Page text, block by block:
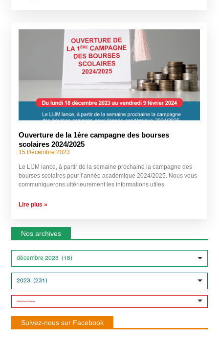
Ouverture de la 1ère campagne des bourses
scolaires 2024/2025
15 Décembre 2023
Le LIJM lance, à partir de la semaine prochaine la campagne des
bourses scolaires pour l’année académique 2024/2025. Nous vous
communiquerons ultérieurement les informations utiles
Lire plus »
Nos archives
Suivez-nous sur Facebook